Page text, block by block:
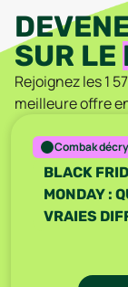
SUR LE
Rejoignez les1
meilleure offre
Combak
BLACK
MONDAY :
VRAIES